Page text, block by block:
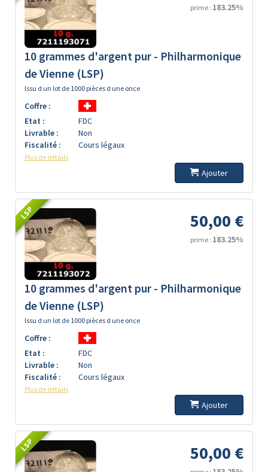
prime : 183.25%
10 grammes d'argent pur - Philharmonique
de Vienne (LSP)
Issu d un lot de 1000 pièces d une once
Coffre :
Etat :
FDC
Livrable :
Non
Fiscalité :
Cours légaux
Plus de détails
Ajouter
LSP 50,00 €
prime : 183.25%
10 grammes d'argent pur - Philharmonique
de Vienne (LSP)
Issu d un lot de 1000 pièces d une once
Coffre :
Etat :
FDC
Livrable :
Non
Fiscalité :
Cours légaux
Plus de détails
Ajouter
LSP 50,00 €